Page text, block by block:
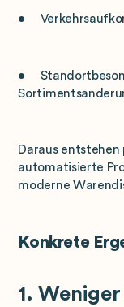
•
•
Daraus entstehen
automatisierte
moderne
Konkrete
1.